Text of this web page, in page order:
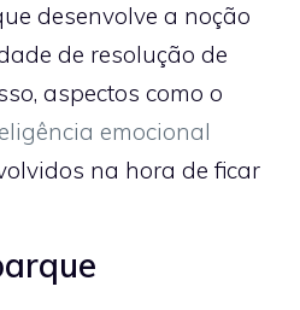
desenvolve a noção
de resolução de
aspectos como o
emocional
na hora de ficar